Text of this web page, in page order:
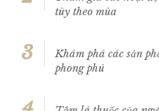
tùy theo mùa
3
Khám phá các sản
phong phú